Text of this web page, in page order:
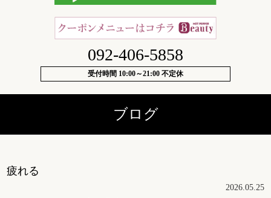
092-406-5858
受付時間 10:00～21:00 不定休
ブログ
疲れる
2026.05.25